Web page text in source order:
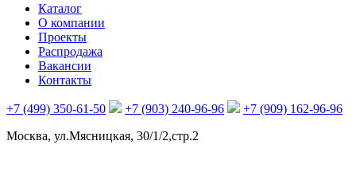
Каталог
О компании
Проекты
Распродажа
Вакансии
Контакты
+7 (499) 350-61-50 +7 (903) 240-96-96
+7 (909) 162-96-96
Москва, ул.Мясницкая, 30/1/2,стр.2